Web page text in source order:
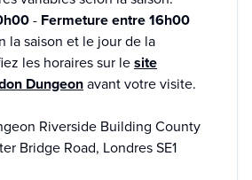
- Fermeture entre 16h00
la saison et le jour de la
les horaires sur lesite
Dungeonavant votre visite.
Riverside Building County
Bridge Road, Londres SE1